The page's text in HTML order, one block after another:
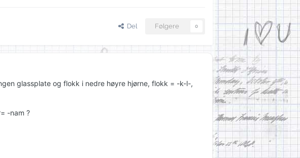
Del Følgere 0
glassplate og flokk i nedre høyre hjørne, flokk = -k-l-,
-nam ?